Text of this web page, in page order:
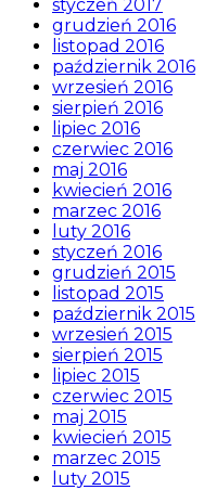
styczeń 2017
grudzień 2016
listopad 2016
październik 2016
wrzesień 2016
sierpień 2016
lipiec 2016
czerwiec 2016
maj 2016
kwiecień 2016
marzec 2016
luty 2016
styczeń 2016
grudzień 2015
listopad 2015
październik 2015
wrzesień 2015
sierpień 2015
lipiec 2015
czerwiec 2015
maj 2015
kwiecień 2015
marzec 2015
luty 2015